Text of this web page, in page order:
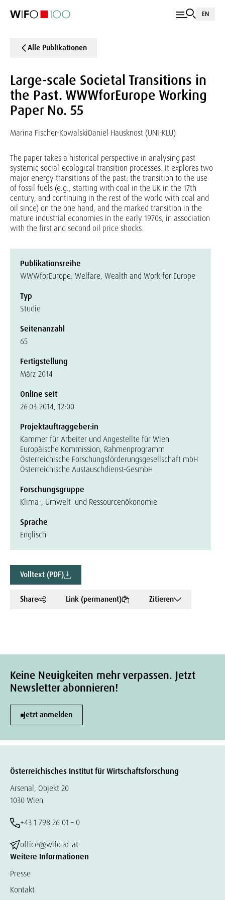
EN
Alle Publikationen
Large-scale Societal Transitions in
the Past. WWWforEurope Working
Paper No. 55
Marina Fischer-KowalskiDaniel Hausknost (UNI-KLU)
The paper takes a historical perspective in analysing past
systemic social-ecological transition processes. It explores two
major energy transitions of the past: the transition to the use
of fossil fuels (e.g., starting with coal in the UK in the 17th
century, and continuing in the rest of the world with coal and
oil since) on the one hand, and the marked transition in the
mature industrial economies in the early 1970s, in association
with the first and second oil price shocks.
Publikationsreihe
WWWforEurope: Welfare, Wealth and Work for Europe
Typ
Studie
Seitenanzahl
65
Fertigstellung
März 2014
Online seit
26.03.2014, 12:00
Projektauftraggeber:in
Kammer für Arbeiter und Angestellte für Wien
Europäische Kommission, Rahmenprogramm
Österreichische Forschungsförderungsgesellschaft mbH
Österreichische Austauschdienst-GesmbH
Forschungsgruppe
Klima-, Umwelt- und Ressourcenökonomie
Sprache
Englisch
Volltext (PDF)
Share Link (permanent) Zitieren
Keine Neuigkeiten mehr verpassen. Jetzt
Newsletter abonnieren!
Jetzt anmelden
Österreichisches Institut für Wirtschaftsforschung
Arsenal, Objekt 20
1030 Wien
+43 1 798 26 01 – 0
office@wifo.ac.at
Weitere Informationen
Presse
Kontakt